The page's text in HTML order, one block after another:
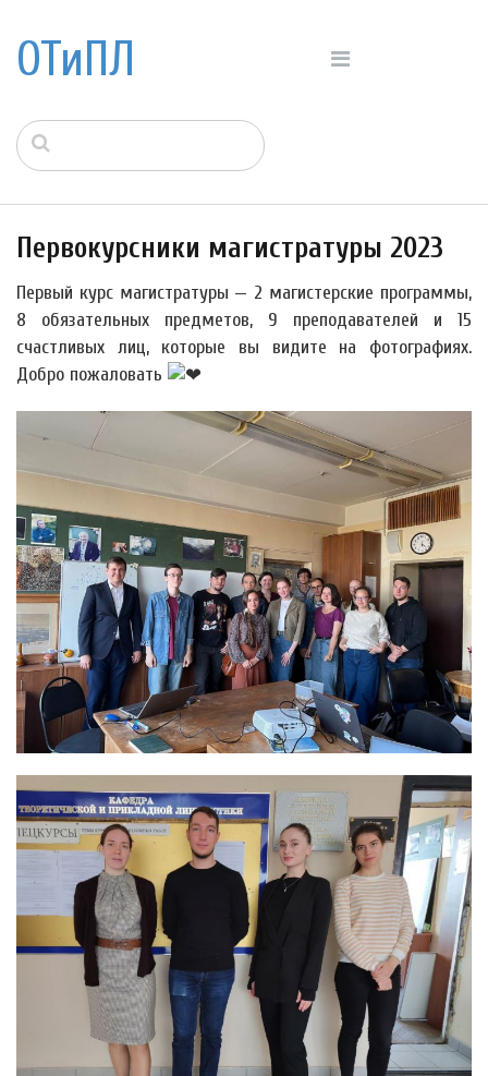
ОТиПЛ
Первокурсники магистратуры 2023
Первый курс магистратуры — 2 магистерские программы,
8 обязательных предметов, 9 преподавателей и 15
счастливых лиц, которые вы видите на фотографиях.
Добро пожаловать